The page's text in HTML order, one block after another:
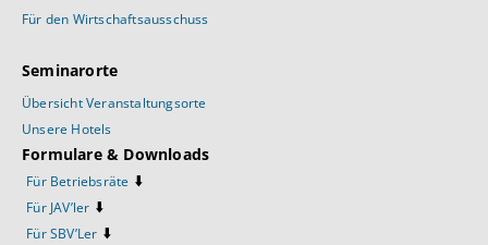
Für den Wirtschaftsausschuss
Seminarorte
Übersicht Veranstaltungsorte
Unsere Hotels
Formulare & Downloads
Für Betriebsräte ⬇️
Für JAV’ler ⬇️
Für SBV’Ler ⬇️